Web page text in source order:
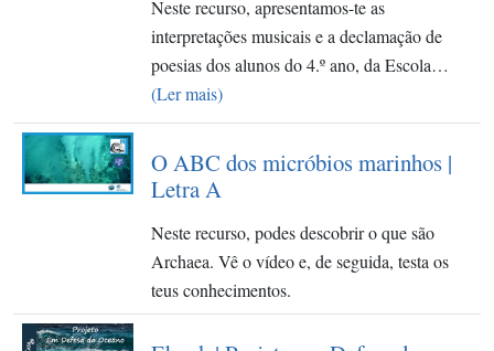
Neste recurso, apresentamos-te as
interpretações musicais e a declamação de
poesias dos alunos do 4.º ano, da Escola…
(Ler mais)
O ABC dos micróbios marinhos |
Letra A
Neste recurso, podes descobrir o que são
Archaea. Vê o vídeo e, de seguida, testa os
teus conhecimentos.